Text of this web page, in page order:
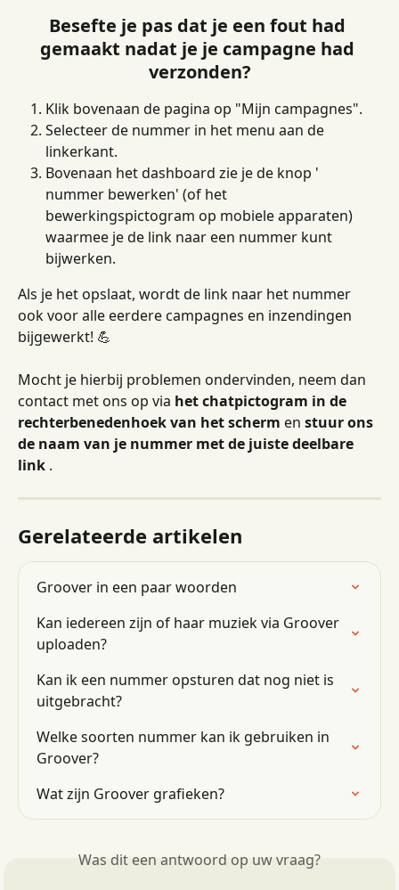
Besefte je pas dat je een fout had
gemaakt nadat je je campagne had
verzonden?
Klik bovenaan de pagina op "Mijn campagnes".
Selecteer de nummer in het menu aan de
linkerkant.
Bovenaan het dashboard zie je de knop '
nummer bewerken' (of het
bewerkingspictogram op mobiele apparaten)
waarmee je de link naar een nummer kunt
bijwerken.
Als je het opslaat, wordt de link naar het nummer
ook voor alle eerdere campagnes en inzendingen
bijgewerkt! 💪
Mocht je hierbij problemen ondervinden, neem dan
contact met ons op via het chatpictogram in de
rechterbenedenhoek van het scherm en stuur ons
de naam van je nummer met de juiste deelbare
link .
Gerelateerde artikelen
Groover in een paar woorden
Kan iedereen zijn of haar muziek via Groover
uploaden?
Kan ik een nummer opsturen dat nog niet is
uitgebracht?
Welke soorten nummer kan ik gebruiken in
Groover?
Wat zijn Groover grafieken?
Was dit een antwoord op uw vraag?